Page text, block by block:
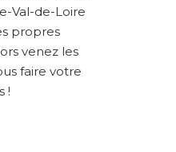
Val-de-Loire
propres
venez les
faire votre
!